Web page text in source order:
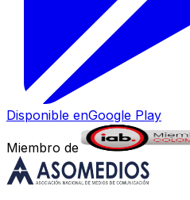
Disponible enGoogle Play
Miembro de